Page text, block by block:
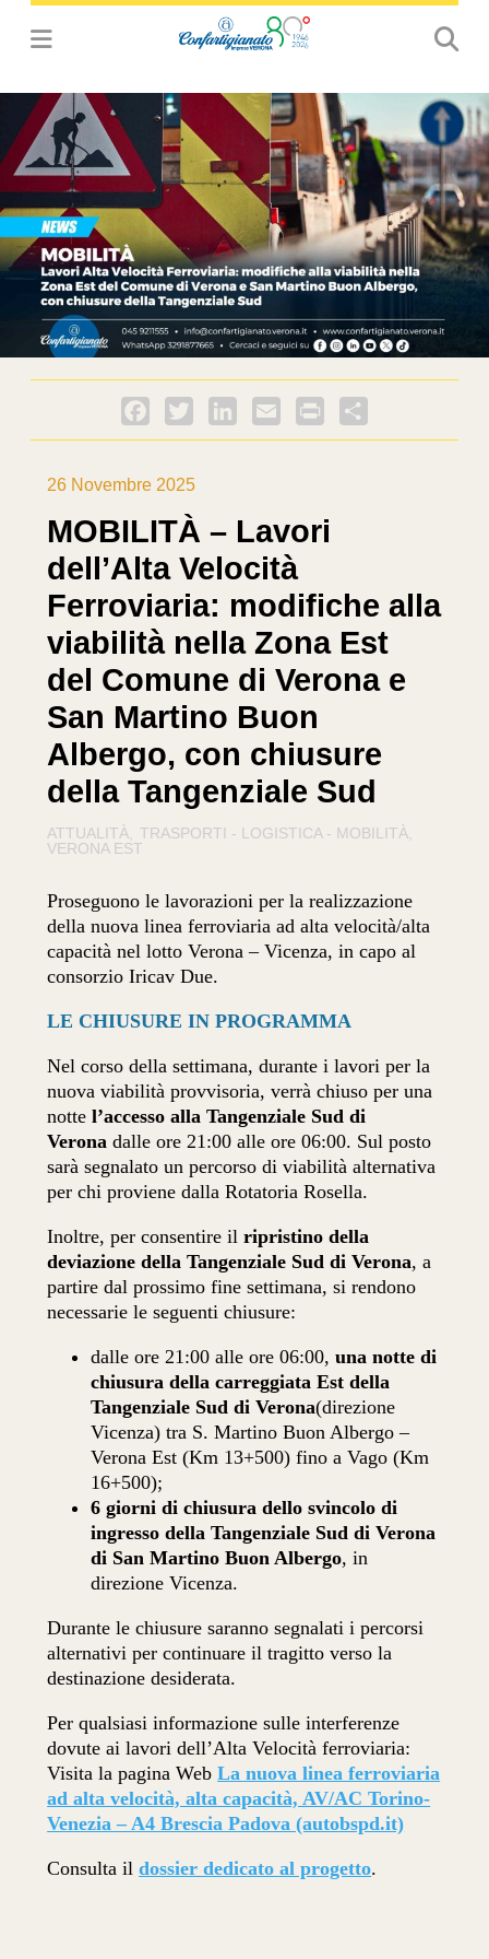
Facebook
Twitter LinkedInEmail PrintFriendly
26 Novembre 2025
MOBILITÀ – Lavori
dell’Alta Velocità
Ferroviaria: modifiche alla
viabilità nella Zona Est
del Comune di Verona e
San Martino Buon
Albergo, con chiusure
della Tangenziale Sud
ATTUALITÀ
TRASPORTI - LOGISTICA - MOBILITÀ
VERONA EST
Proseguono le lavorazioni per la realizzazione
della nuova linea ferroviaria ad alta velocità/alta
capacità nel lotto Verona – Vicenza, in capo al
consorzio Iricav Due.
LE CHIUSURE IN PROGRAMMA
Nel corso della settimana, durante i lavori per la
nuova viabilità provvisoria, verrà chiuso per una
nottel’accesso alla Tangenziale Sud di
Verona dalle ore 21:00 alle ore 06:00. Sul posto
sarà segnalato un percorso di viabilità alternativa
per chi proviene dalla Rotatoria Rosella.
Inoltre, per consentire ilripristino della
deviazione della Tangenziale Sud di Verona, a
partire dal prossimo fine settimana, si rendono
necessarie le seguenti chiusure:
dalle ore 21:00 alle ore 06:00,una notte di
chiusura della carreggiata Est della
Tangenziale Sud di Verona(direzione
Vicenza) tra S. Martino Buon Albergo –
Verona Est (Km 13+500) fino a Vago (Km
16+500);
6 giorni di chiusura dello svincolo di
ingresso della Tangenziale Sud di Verona
di San Martino Buon Albergo, in
direzione Vicenza.
Durante le chiusure saranno segnalati i percorsi
alternativi per continuare il tragitto verso la
destinazione desiderata.
Per qualsiasi informazione sulle interferenze
dovute ai lavori dell’Alta Velocità ferroviaria:
Visita la pagina WebLa nuova linea ferroviaria
ad alta velocità, alta capacità, AV/AC Torino-
Venezia – A4 Brescia Padova (autobspd.it)
Consulta ildossier dedicato al progetto.